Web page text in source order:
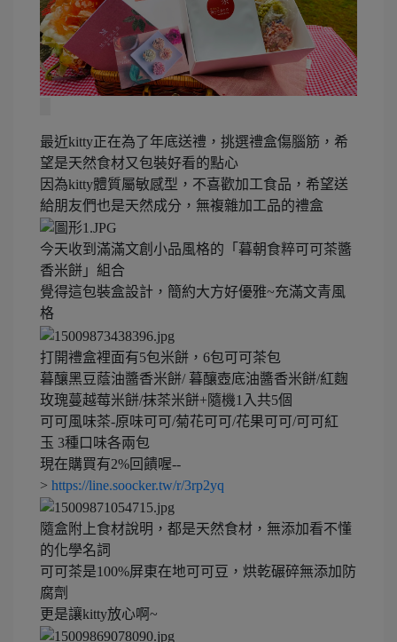
最近kitty正在為了年底送禮，挑選禮盒傷腦筋，希
望是天然食材又包裝好看的點心
因為kitty體質屬敏感型，不喜歡加工食品，希望送
給朋友們也是天然成分，無複雜加工品的禮盒
今天收到滿滿文創小品風格的「暮朝食粹可可茶醬
香米餅」組合
覺得這包裝盒設計，簡約大方好優雅~充滿文青風
格
打開禮盒裡面有5包米餅，6包可可茶包
暮釀黑豆蔭油醬香米餅/ 暮釀壺底油醬香米餅/紅麴
玫瑰蔓越莓米餅/抹茶米餅+隨機1入共5個
可可風味茶-原味可可/菊花可可/花果可可/可可紅
玉 3種口味各兩包
現在購買有2%回饋喔--
> https://line.soocker.tw/r/3rp2yq
隨盒附上食材說明，都是天然食材，無添加看不懂
的化學名詞
可可茶是100%屏東在地可可豆，烘乾碾碎無添加防
腐劑
更是讓kitty放心啊~